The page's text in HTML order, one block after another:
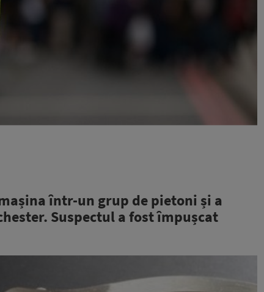
într-un grup de pietoni și a
Suspectul a fost împușcat